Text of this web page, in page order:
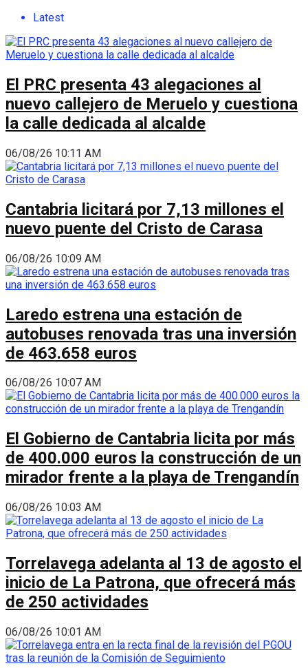
Latest
El PRC presenta 43 alegaciones al
nuevo callejero de Meruelo y cuestiona
la calle dedicada al alcalde
06/08/26 10:11 AM
Cantabria licitará por 7,13 millones el
nuevo puente del Cristo de Carasa
06/08/26 10:09 AM
Laredo estrena una estación de
autobuses renovada tras una inversión
de 463.658 euros
06/08/26 10:07 AM
El Gobierno de Cantabria licita por más
de 400.000 euros la construcción de un
mirador frente a la playa de Trengandín
06/08/26 10:03 AM
Torrelavega adelanta al 13 de agosto el
inicio de La Patrona, que ofrecerá más
de 250 actividades
06/08/26 10:01 AM